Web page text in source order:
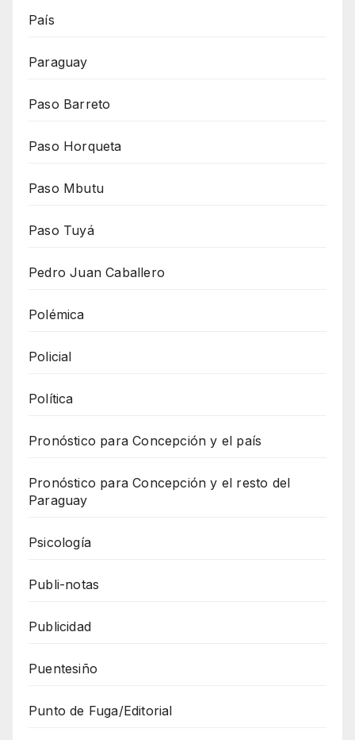
País
Paraguay
Paso Barreto
Paso Horqueta
Paso Mbutu
Paso Tuyá
Pedro Juan Caballero
Polémica
Policial
Política
Pronóstico para Concepción y el país
Pronóstico para Concepción y el resto del
Paraguay
Psicología
Publi-notas
Publicidad
Puentesiño
Punto de Fuga/Editorial